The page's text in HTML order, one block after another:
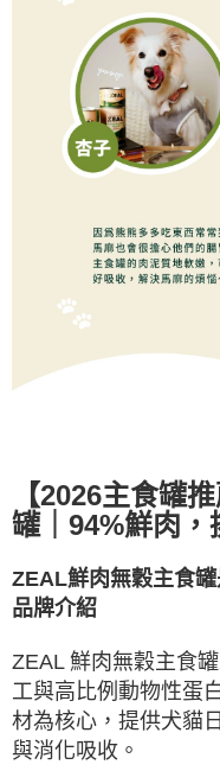
【2026主食罐推
罐｜ 94%鮮肉，
ZEAL鮮肉無穀主食
品牌介紹
ZEAL 鮮肉無穀主食
工與高比例動物性蛋
材為核心，提供犬貓
與消化吸收。